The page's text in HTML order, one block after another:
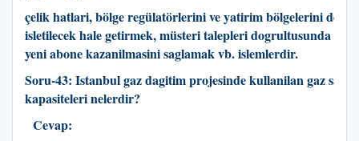
çelik hatlari, bölge regülatörlerini ve yatirim bölgelerini
isletilecek hale getirmek, müsteri talepleri dogrultusunda
yeni abone kazanilmasini saglamak vb. islemlerdir.
Soru-43: Istanbul gaz dagitim projesinde kullanilan gaz
kapasiteleri nelerdir?
Cevap: